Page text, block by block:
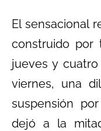
El sensacional
construido por
jueves y
viernes, una
suspensión
dejó a la